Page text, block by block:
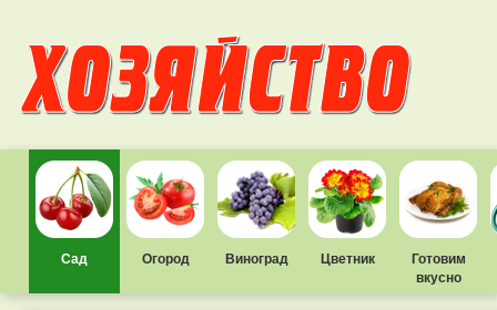
Сад Огород Виноград Цветник
Готовим
вкусно